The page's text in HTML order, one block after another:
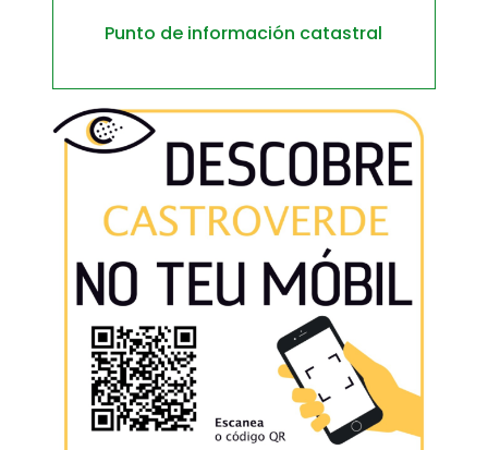
Punto de información catastral